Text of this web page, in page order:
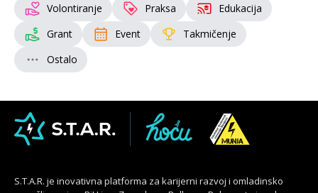
Volontiranje
Praksa
Edukacija
Grant
Event
Takmičenje
Ostalo
S.T.A.R. je inovativna platforma za karijerni razvoj i omladinsko